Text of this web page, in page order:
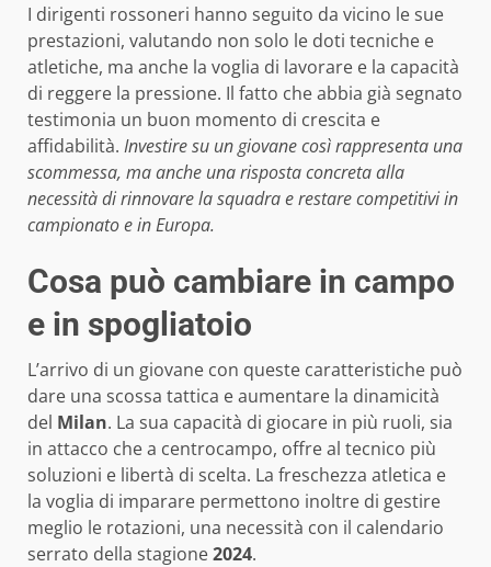
I dirigenti rossoneri hanno seguito da vicino le sue
prestazioni, valutando non solo le doti tecniche e
atletiche, ma anche la voglia di lavorare e la capacità
di reggere la pressione. Il fatto che abbia già segnato
testimonia un buon momento di crescita e
affidabilità. Investire su un giovane così rappresenta una
scommessa, ma anche una risposta concreta alla
necessità di rinnovare la squadra e restare competitivi in
campionato e in Europa.
Cosa può cambiare in campo
e in spogliatoio
L’arrivo di un giovane con queste caratteristiche può
dare una scossa tattica e aumentare la dinamicità
del Milan. La sua capacità di giocare in più ruoli, sia
in attacco che a centrocampo, offre al tecnico più
soluzioni e libertà di scelta. La freschezza atletica e
la voglia di imparare permettono inoltre di gestire
meglio le rotazioni, una necessità con il calendario
serrato della stagione2024.